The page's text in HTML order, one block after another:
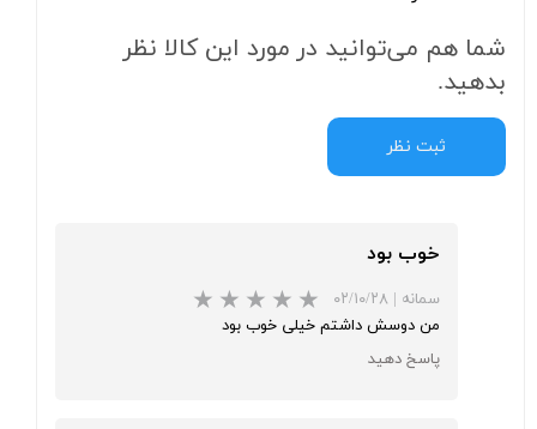
شما هم می‌توانید در مورد این کالا نظر
بدهید.
ثبت نظر
خوب بود
سمانه ۰۲/۱۰/۲۸
من دوسش داشتم خیلی خوب بود
پاسخ دهید